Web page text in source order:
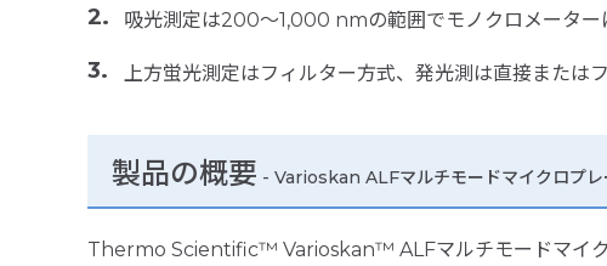
吸光測定は200～1,000 nmの範囲でモノクロメーター
上方蛍光測定はフィルター方式、発光測は直接または
製品の概要 - Varioskan ALFマルチモードマイクロプレ
Thermo Scientific™ Varioskan™ ALFマルチモードマイク